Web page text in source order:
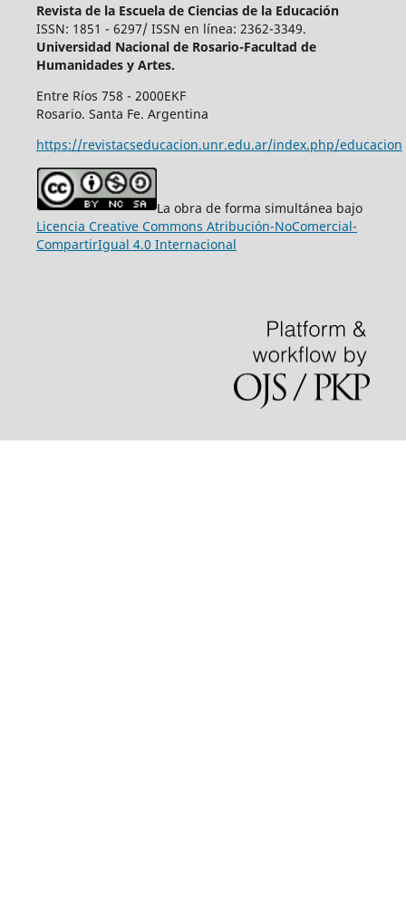
Revista de la Escuela de Ciencias de la Educación
ISSN: 1851 - 6297/ ISSN en línea: 2362-3349.
Universidad Nacional de Rosario-Facultad de
Humanidades y Artes.
Entre Ríos 758 - 2000EKF
Rosario. Santa Fe. Argentina
https://revistacseducacion.unr.edu.ar/index.php/educacion
La obra de forma simultánea bajo
Licencia Creative Commons Atribución-NoComercial-
CompartirIgual 4.0 Internacional